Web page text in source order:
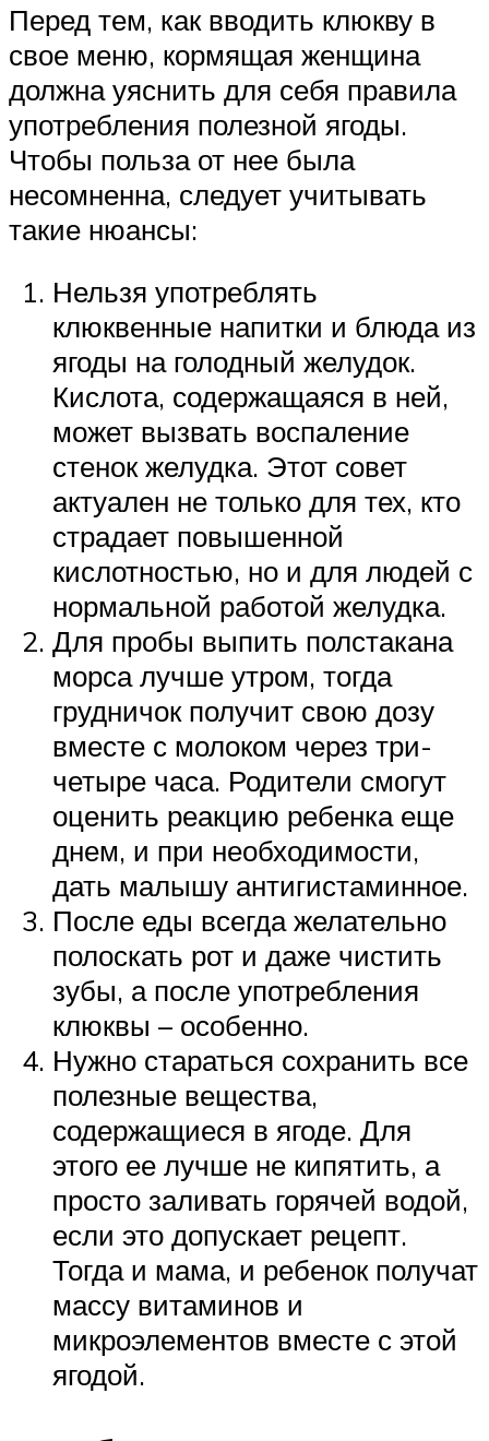
Перед тем, как вводить клюкву в
свое меню, кормящая женщина
должна уяснить для себя правила
употребления полезной ягоды.
Чтобы польза от нее была
несомненна, следует учитывать
такие нюансы:
Нельзя употреблять
клюквенные напитки и блюда из
ягоды на голодный желудок.
Кислота, содержащаяся в ней,
может вызвать воспаление
стенок желудка. Этот совет
актуален не только для тех, кто
страдает повышенной
кислотностью, но и для людей с
нормальной работой желудка.
Для пробы выпить полстакана
морса лучше утром, тогда
грудничок получит свою дозу
вместе с молоком через три-
четыре часа. Родители смогут
оценить реакцию ребенка еще
днем, и при необходимости,
дать малышу антигистаминное.
После еды всегда желательно
полоскать рот и даже чистить
зубы, а после употребления
клюквы – особенно.
Нужно стараться сохранить все
полезные вещества,
содержащиеся в ягоде. Для
этого ее лучше не кипятить, а
просто заливать горячей водой,
если это допускает рецепт.
Тогда и мама, и ребенок получат
массу витаминов и
микроэлементов вместе с этой
ягодой.